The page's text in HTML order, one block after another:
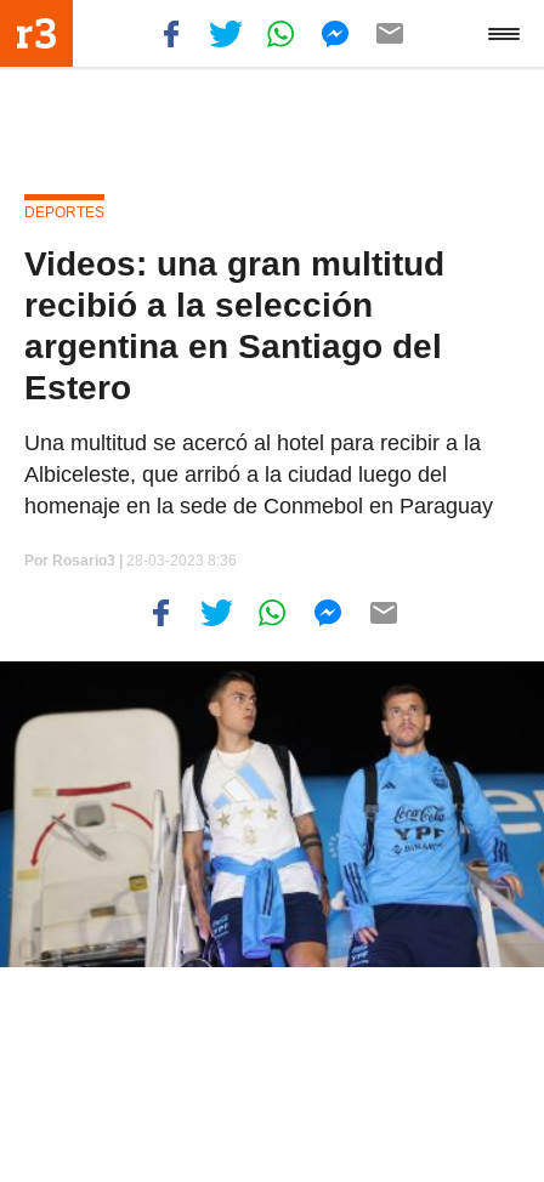
DEPORTES
Videos: una gran multitud
recibió a la selección
argentina en Santiago del
Estero
Una multitud se acercó al hotel para recibir a la
Albiceleste, que arribó a la ciudad luego del
homenaje en la sede de Conmebol en Paraguay
Por Rosario3 | 28-03-2023 8:36